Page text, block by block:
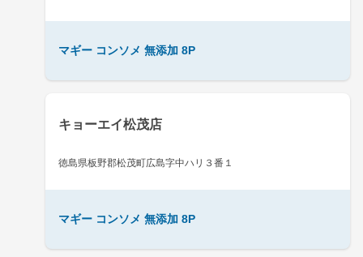
マギー コンソメ 無添加 8P
キョーエイ松茂店
徳島県板野郡松茂町広島字中ハリ３番１
マギー コンソメ 無添加 8P